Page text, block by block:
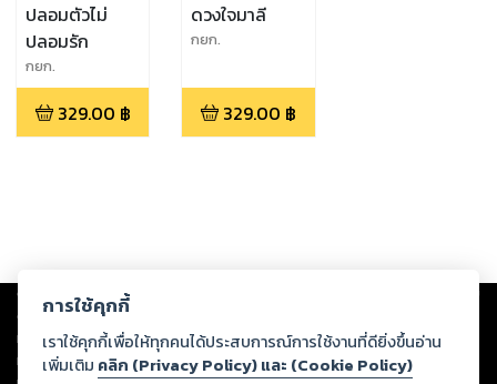
ปลอมตัวไม่
ปลอมรัก
กยก.
329.00 ฿
ดวงใจมาลี
กยก.
329.00 ฿
Copyright © 2026
ต่อผลงานหรือเนื้อหาใดที่อัปโหลดผ่านเว็บไซต์และปรากฏว่าละเมิดสิทธิใน
ทรัพย์สินทางปัญญาของบุคคลอื่นหรือขัดต่อกฎหมายและศีลธรรม ดังนั้น ผู้อ่าน
ทุกท่านโปรดใช้วิจารณญาณในการกลั่นกรองด้วยตนเอง และหากท่านพบว่าส่วน
การใช้คุกกี้
เราใช้คุกกี้เพื่อให้ทุกคนได้ประสบการณ์การใช้งานที่ดียิ่งขึ้นอ่าน
เพิ่มเติม คลิก (Privacy Policy) และ (Cookie Policy)